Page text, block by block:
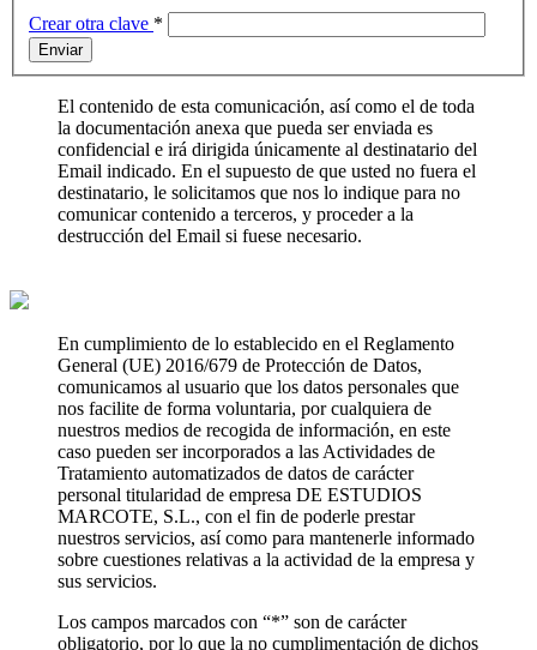
Crear otra clave *
Enviar
El contenido de esta comunicación, así como el de toda
la documentación anexa que pueda ser enviada es
confidencial e irá dirigida únicamente al destinatario del
Email indicado. En el supuesto de que usted no fuera el
destinatario, le solicitamos que nos lo indique para no
comunicar contenido a terceros, y proceder a la
destrucción del Email si fuese necesario.
En cumplimiento de lo establecido en el Reglamento
General (UE) 2016/679 de Protección de Datos,
comunicamos al usuario que los datos personales que
nos facilite de forma voluntaria, por cualquiera de
nuestros medios de recogida de información, en este
caso pueden ser incorporados a las Actividades de
Tratamiento automatizados de datos de carácter
personal titularidad de empresa DE ESTUDIOS
MARCOTE, S.L., con el fin de poderle prestar
nuestros servicios, así como para mantenerle informado
sobre cuestiones relativas a la actividad de la empresa y
sus servicios.
Los campos marcados con “*” son de carácter
obligatorio, por lo que la no cumplimentación de dichos